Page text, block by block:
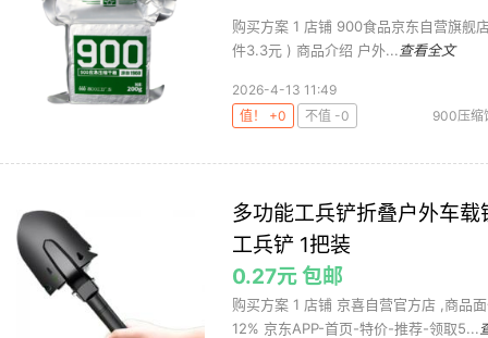
购买方案 1 店铺 900食品京东自营旗舰
件3.3元 ) 商品介绍 户外... 查看全文
2026-4-13 11:49
值！ +0
不值 -0
900压缩
多功能工兵铲折叠户外车
工兵铲 1把装
0.27元 包邮
购买方案 1 店铺 京喜自营官方店 ,商品
12% 京东APP-首页-特价-推荐-领取5...